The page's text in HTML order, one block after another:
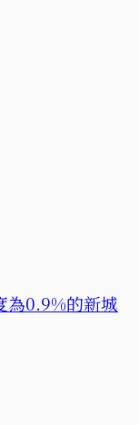
為0.9%的新城